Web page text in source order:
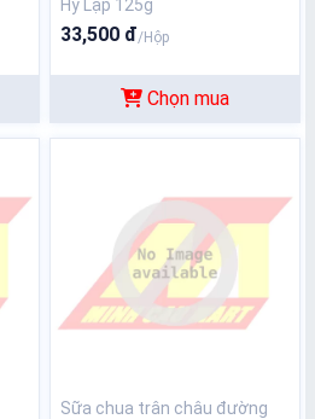
Hy Lạp 125g
33,500 đ/Hộp
Chọn mua
Sữa chua trân châu đường